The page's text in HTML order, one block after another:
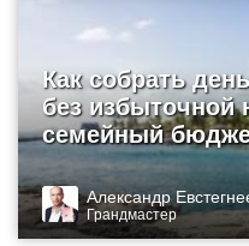
Как собрать
без избыточной
семейный
Александр
Грандмастер